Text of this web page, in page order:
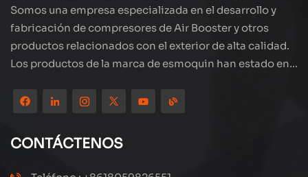
Somos una empresa especializada en el desarrollo y
fabricación de compresores de Air Booster y otros
productos relacionados con el exterior de alta calidad.
Los productos de la marca de esmoquin han estado en
ubicada en el hermoso paisaje de la ciudad costera:
Xiamen, nuestros productos se exportan a más de 80
países y regiones, con una excelente calidad ha ganado
una amplia reputación internacional. Subang
Technology tiene un equipo de ventas profesional y un
CONTÁCTENOS